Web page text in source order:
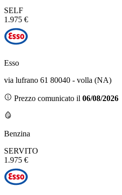
SELF
1.975 €
Esso
via lufrano 61 80040 - volla (NA)
Prezzo comunicato il 06/08/2026
Benzina
SERVITO
1.975 €